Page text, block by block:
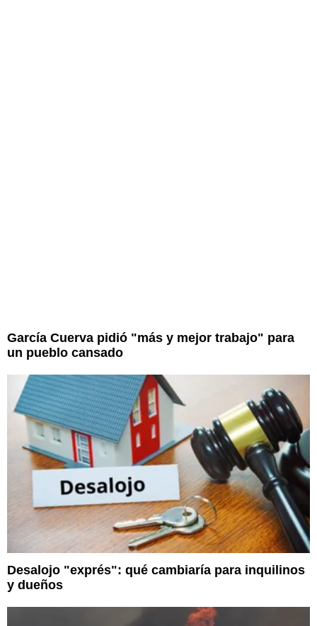
García Cuerva pidió "más y mejor trabajo" para
un pueblo cansado
Desalojo "exprés": qué cambiaría para inquilinos
y dueños